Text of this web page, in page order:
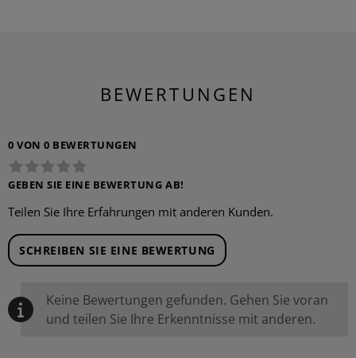
BEWERTUNGEN
0 VON 0 BEWERTUNGEN
GEBEN SIE EINE BEWERTUNG AB!
Teilen Sie Ihre Erfahrungen mit anderen Kunden.
SCHREIBEN SIE EINE BEWERTUNG
Keine Bewertungen gefunden. Gehen Sie voran
und teilen Sie Ihre Erkenntnisse mit anderen.